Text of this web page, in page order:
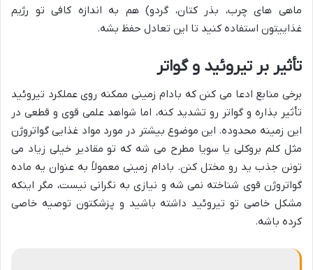
ماهی های چرب، بذر کتان، گردو) هم به اندازه کافی تو رژیم
غذاییتون استفاده کنید تا این تعادل حفظ بشه.
تأثیر بر تیروئید و گواتر
برخی منابع ادعا می کنن که بادام زمینی ممکنه روی عملکرد تیروئید
تأثیر بذاره و گواتر رو تشدید کنه، اما شواهد علمی قوی و قطعی در
این زمینه محدوده. این موضوع بیشتر در مورد مواد غذایی گواتروژن
مثل کلم بروکلی یا سویا مطرح می شه که تو مقادیر خیلی زیاد می
تونن جذب ید رو مختل کنن. بادام زمینی معمولاً به عنوان یه ماده
گواتروژن قوی شناخته نمی شه و نیازی به نگرانی نیست، مگر اینکه
مشکل خاصی تو تیروئید داشته باشید و پزشکتون توصیه خاصی
کرده باشه.